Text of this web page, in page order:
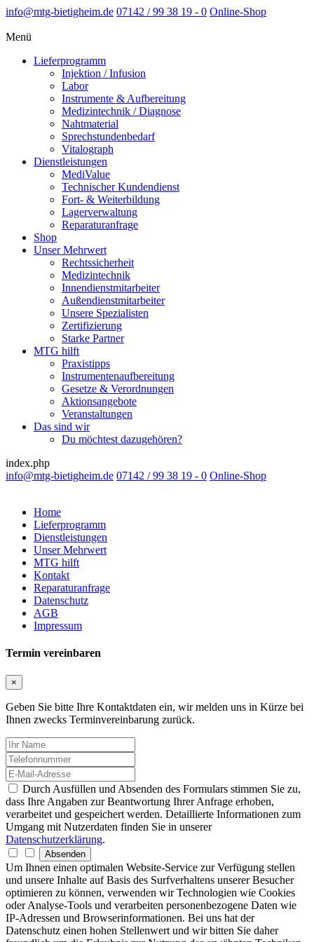
info@mtg-bietigheim.de 07142 / 99 38 19 - 0 Online-Shop
Menü
Lieferprogramm
Injektion / Infusion
Labor
Instrumente & Aufbereitung
Medizintechnik / Diagnose
Nahtmaterial
Sprechstundenbedarf
Vitalograph
Dienstleistungen
MediValue
Technischer Kundendienst
Fort- & Weiterbildung
Lagerverwaltung
Reparaturanfrage
Shop
Unser Mehrwert
Rechtssicherheit
Medizintechnik
Innendienstmitarbeiter
Außendienstmitarbeiter
Unsere Spezialisten
Zertifizierung
Starke Partner
MTG hilft
Praxistipps
Instrumentenaufbereitung
Gesetze & Verordnungen
Aktionsangebote
Veranstaltungen
Das sind wir
Du möchtest dazugehören?
index.php
info@mtg-bietigheim.de 07142 / 99 38 19 - 0 Online-Shop
Home
Lieferprogramm
Dienstleistungen
Unser Mehrwert
MTG hilft
Kontakt
Reparaturanfrage
Datenschutz
AGB
Impressum
Termin vereinbaren
×
Geben Sie bitte Ihre Kontaktdaten ein, wir melden uns in Kürze bei
Ihnen zwecks Terminvereinbarung zurück.
Durch Ausfüllen und Absenden des Formulars stimmen Sie zu,
dass Ihre Angaben zur Beantwortung Ihrer Anfrage erhoben,
verarbeitet und gespeichert werden. Detaillierte Informationen zum
Umgang mit Nutzerdaten finden Sie in unserer
Datenschutzerklärung.
Absenden
Um Ihnen einen optimalen Website-Service zur Verfügung stellen
und unsere Inhalte auf Basis des Surfverhaltens unserer Besucher
optimieren zu können, verwenden wir Technologien wie Cookies
oder Analyse-Tools und verarbeiten personenbezogene Daten wie
IP-Adressen und Browserinformationen. Bei uns hat der
Datenschutz einen hohen Stellenwert und wir bitten Sie daher